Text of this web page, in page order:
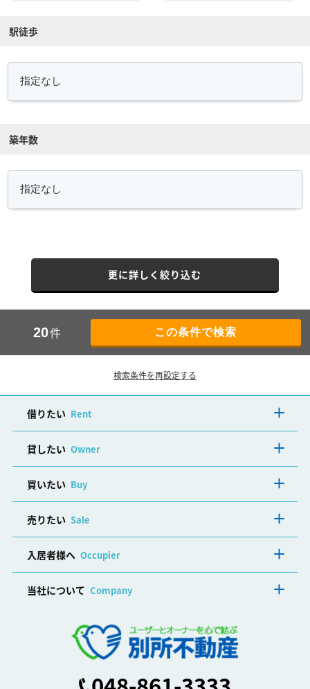
駅徒歩
築年数
更に詳しく絞り込む
20件
検索条件を再設定する
借りたい Rent
貸したい Owner
買いたい Buy
売りたい Sale
入居者様へ Occupier
当社について Company